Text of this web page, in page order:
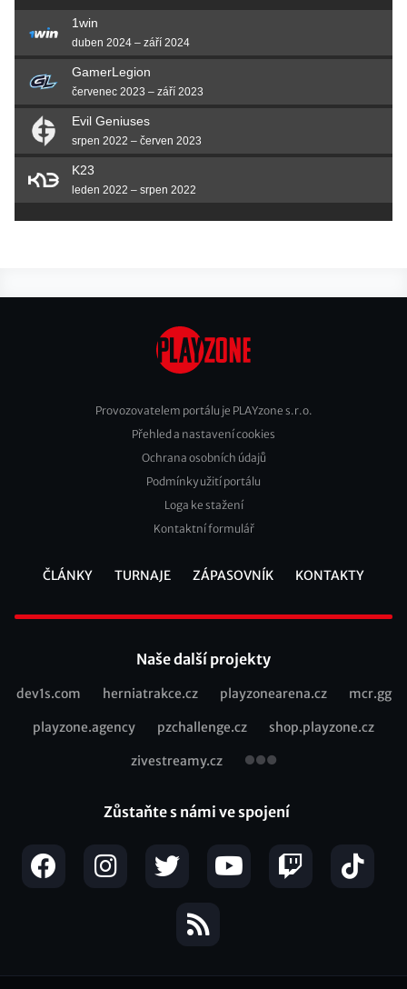
1win
duben 2024 – září 2024
GamerLegion
červenec 2023 – září 2023
Evil Geniuses
srpen 2022 – červen 2023
K23
leden 2022 – srpen 2022
Footer
Provozovatelem portálu je PLAYzone s.r.o.
Přehled a nastavení cookies
Ochrana osobních údajů
Podmínky užití portálu
Loga ke stažení
Kontaktní formulář
ČLÁNKY TURNAJE ZÁPASOVNÍK KONTAKTY
Naše další projekty
Recommended
dev1s.com herniatrakce.cz playzonearena.cz mcr.gg
playzone.agency pzchallenge.cz shop.playzone.cz
zivestreamy.cz
Zůstaňte s námi ve spojení